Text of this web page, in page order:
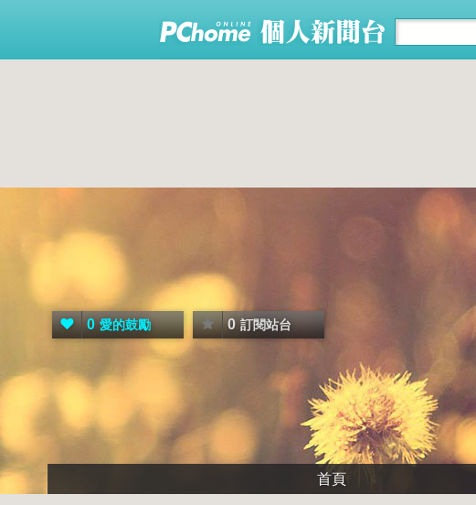
0 愛的鼓勵 0 訂閱站台
首頁